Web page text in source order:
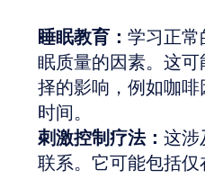
睡眠教育： 学习正
眠质量的因素。这
择的影响，例如咖
时间。
刺激控制疗法： 这涉
联系。它可能包括仅